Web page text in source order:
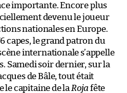
importante. Encore plus
devenu le joueur
nationales en Europe.
capes, le grand patron du
internationale s’appelle
Samedi soir dernier, sur la
de Bâle, tout était
le capitaine de la Roja fête